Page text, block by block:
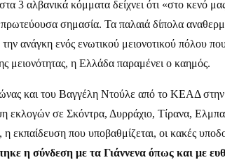
3 αλβανικά κόμματα δείχνει ότι «στο
πρωτεύουσα σημασία. Τα παλαιά δίπολα
την ανάγκη ενός ενωτικού μειονοτικού
μειονότητας, η Ελλάδα παραμένει ο καημός.
του Βαγγέλη Ντούλε από το ΚΕΑΔ στην
εκλογών σε Σκόντρα, Δυρράχιο, Τίρανα,
η εκπαίδευση που υποβαθμίζεται, οι κακές
η σύνδεση με τα Γιάννενα όπως και με